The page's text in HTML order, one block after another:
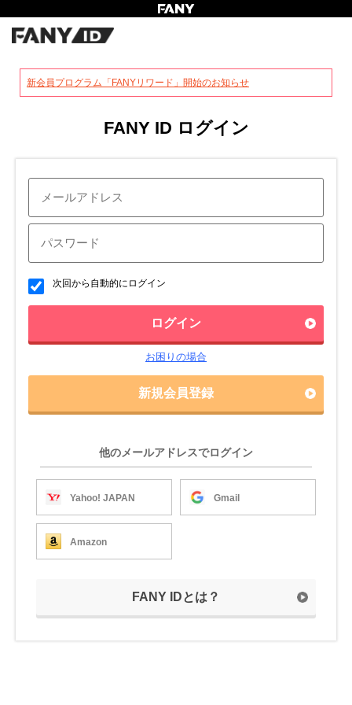
新会員プログラム「FANYリワード」開始のお知らせ
FANY ID ログイン
次回から自動的にログイン
ログイン
お困りの場合
新規会員登録
他のメールアドレスでログイン
Yahoo! JAPAN Gmail
Amazon
FANY IDとは？